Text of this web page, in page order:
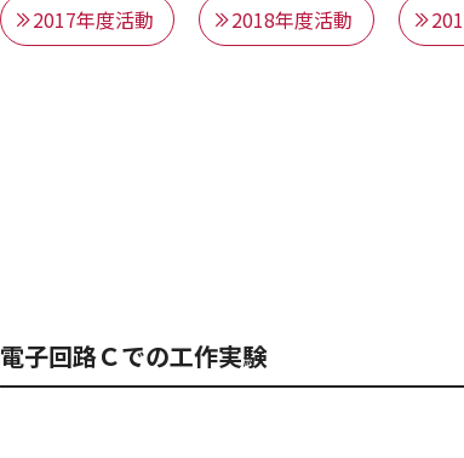
2017年度活動 2018年度活動
電子回路Ｃでの工作実験